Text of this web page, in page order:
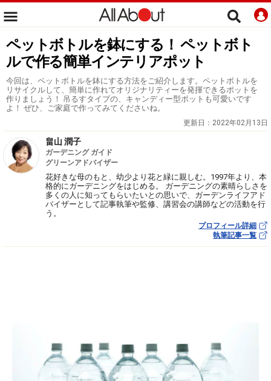
ペットボトルを鉢にする！ ペットボト
ルで作る簡単インテリアポット
今回は、ペットボトルを鉢にする方法をご紹介します。ペットボトルを
リサイクルして、簡単に作れてオリジナリティーを発揮できるポットを
作りましょう！ 吊るすタイプの、キャンディー型ポットも可愛いです
よ！ ぜひ、ご家庭で作ってみてくださいね。
更新日： 2022年02月13日
畠山 潤子
ガーデニング ガイド
グリーンアドバイザー
花好きな母のもと、幼少より花と緑に親しむ。1997年より、本
格的にガーデニングをはじめる。 ガーデニングの素晴らしさを
多くの人に知ってもらいたいとの思いで、ガーデンライフアド
バイザーとして記事執筆や監修、講習会の講師などの活動を行
う。
プロフィール詳細
執筆記事一覧